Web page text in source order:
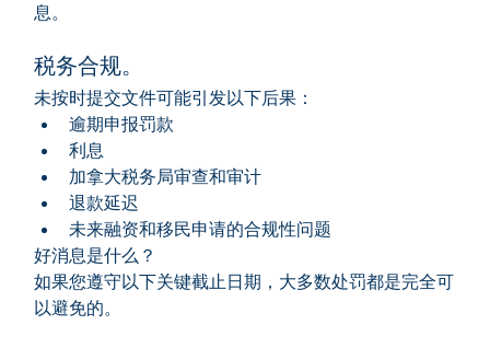
息。
税务合规。
未按时提交文件可能引发以下后果：
逾期申报罚款
利息
加拿大税务局审查和审计
退款延迟
未来融资和移民申请的合规性问题
好消息是什么？
如果您遵守以下关键截止日期，大多数处罚都是完全可
以避免的。